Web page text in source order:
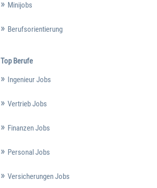
Minijobs
Berufsorientierung
Top Berufe
Ingenieur Jobs
Vertrieb Jobs
Finanzen Jobs
Personal Jobs
Versicherungen Jobs